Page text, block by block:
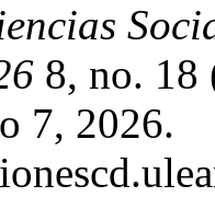
8, no. 18
7, 2026.